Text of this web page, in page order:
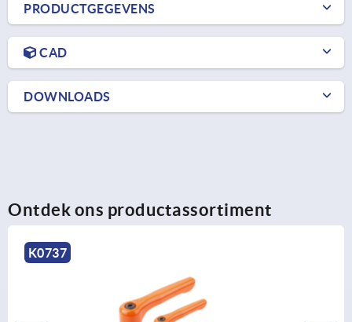
PRODUCTGEGEVENS
CAD
DOWNLOADS
Ontdek ons productassortiment
K0737